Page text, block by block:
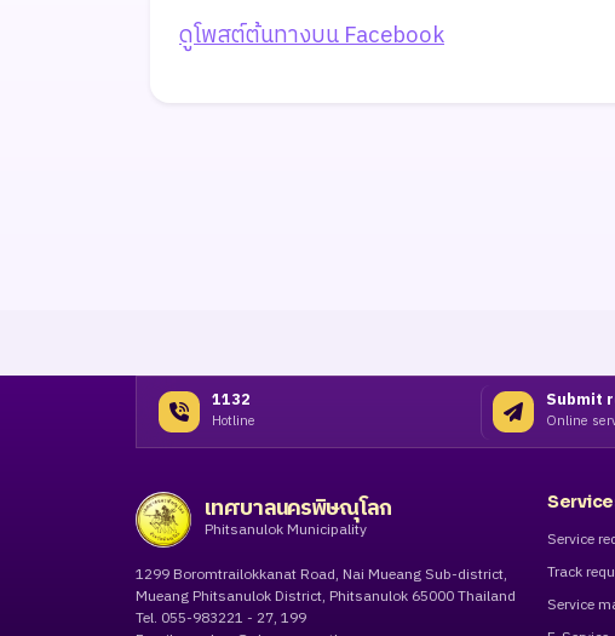
ดูโพสต์ต้นทางบน Facebook
1132
Hotline
Submit
Online
เทศบาลนครพิษณุโลก
Phitsanulok Municipality
1299 Boromtrailokkanat Road, Nai Mueang Sub-district,
Mueang Phitsanulok District, Phitsanulok 65000 Thailand
Tel. 055-983221 - 27, 199
Service
Track
Service